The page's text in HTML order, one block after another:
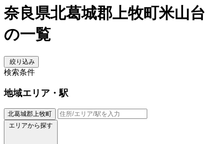
奈良県北葛城郡上牧町米山台
の一覧
絞り込み
検索条件
地域エリア・駅
北葛城郡上牧町
エリアから探す